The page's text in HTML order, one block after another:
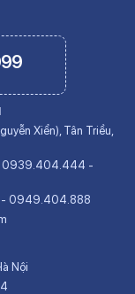
Xiển), Tân Triều,
0939.404.444 -
- 0949.404.888
Nội